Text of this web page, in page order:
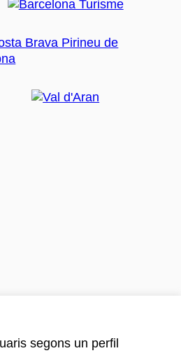
segons un perfil